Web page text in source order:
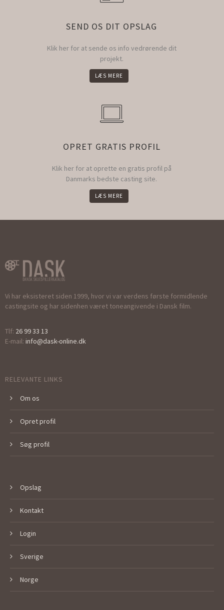
SEND OS DIT OPSLAG
Klik her for at sende os info vedrørende dit
projekt.
LÆS MERE
OPRET GRATIS PROFIL
Klik her for at oprette en gratis profil på
Danmarks bedste casting site.
LÆS MERE
Vi har eksisteret siden 1999, hvor vi var verdens første formidlende
castingsite og har sidenhen været toneangivende i Dansk film.
Tlf: 26 99 33 13
E-mail: info@dask-online.dk
RELEVANTE LINKS
Om os
Opret profil
Søg profil
Opslag
Kontakt
Login
Sverige
Norge